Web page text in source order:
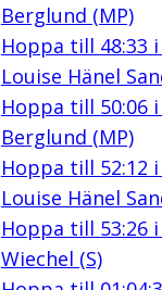
Berglund (MP)
Hoppa till 48:33
Louise Hänel
Hoppa till 50:06i
Berglund (MP)
Hoppa till 52:12
Louise Hänel
Hoppa till 53:26i
Wiechel (S)